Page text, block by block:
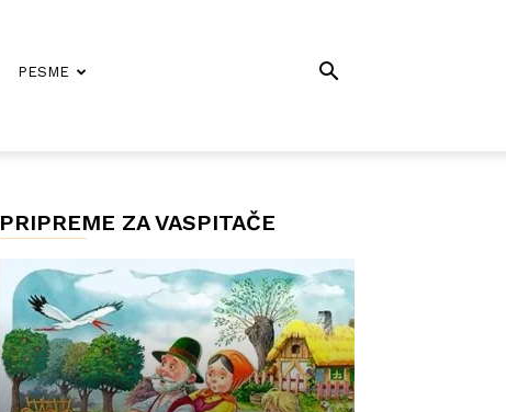
PESME
PRIPREME ZA VASPITAČE